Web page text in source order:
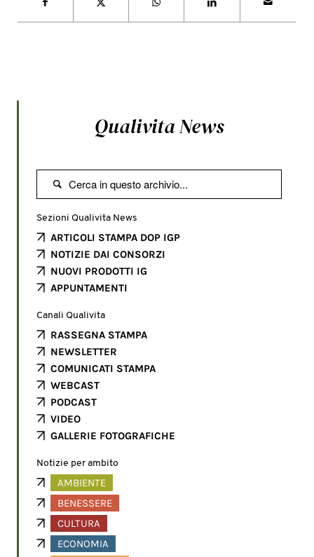
Qualivita News

Sezioni Qualivita News
ARTICOLI STAMPA DOP IGP
NOTIZIE DAI CONSORZI
NUOVI PRODOTTI IG
APPUNTAMENTI
Canali Qualivita
RASSEGNA STAMPA
NEWSLETTER
COMUNICATI STAMPA
WEBCAST
PODCAST
VIDEO
GALLERIE FOTOGRAFICHE
Notizie per ambito
AMBIENTE
BENESSERE
CULTURA
ECONOMIA